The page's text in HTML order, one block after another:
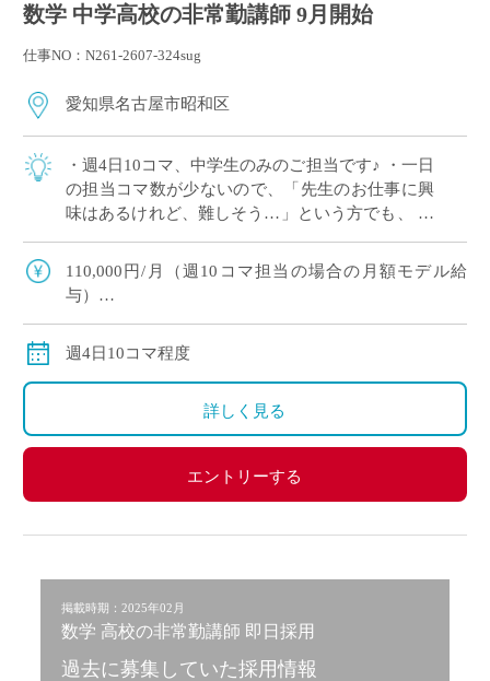
数学 中学高校の非常勤講師 9月開始
仕事NO：N261-2607-324sug
愛知県名古屋市昭和区
・週4日10コマ、中学生のみのご担当です♪ ・一日
の担当コマ数が少ないので、「先生のお仕事に興
味はあるけれど、難しそう…」という方でも、
地下鉄線沿い、駅からは徒歩約10分 […]
110,000円/月（週10コマ担当の場合の月額モデル給
与）
週4日10コマ程度
詳しく見る
エントリーする
掲載時期：2025年02月
数学 高校の非常勤講師 即日採用
過去に募集していた採用情報